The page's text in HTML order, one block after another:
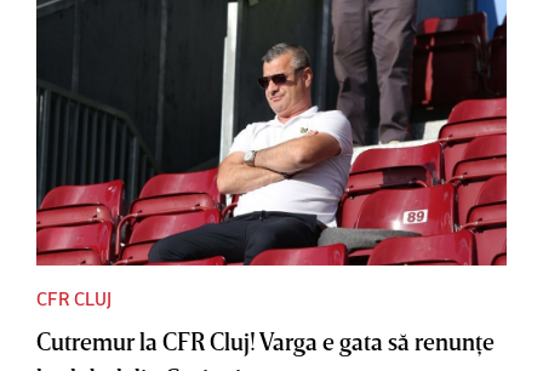
CFR CLUJ
Cutremur la CFR Cluj! Varga e gata să renunţe